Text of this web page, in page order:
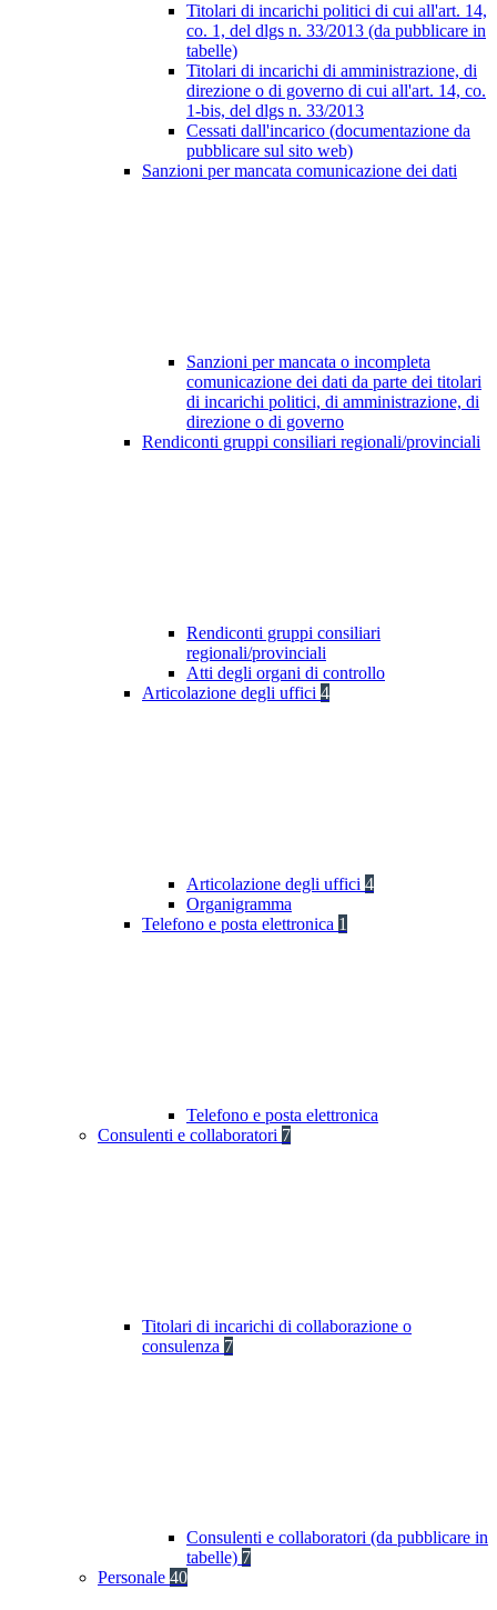
Titolari di incarichi politici di cui all'art. 14,
co. 1, del dlgs n. 33/2013 (da pubblicare in
tabelle)
Titolari di incarichi di amministrazione, di
direzione o di governo di cui all'art. 14, co.
1-bis, del dlgs n. 33/2013
Cessati dall'incarico (documentazione da
pubblicare sul sito web)
Sanzioni per mancata comunicazione dei dati
Sanzioni per mancata o incompleta
comunicazione dei dati da parte dei titolari
di incarichi politici, di amministrazione, di
direzione o di governo
Rendiconti gruppi consiliari regionali/provinciali
Rendiconti gruppi consiliari
regionali/provinciali
Atti degli organi di controllo
Articolazione degli uffici 4
Articolazione degli uffici 4
Organigramma
Telefono e posta elettronica 1
Telefono e posta elettronica
Consulenti e collaboratori 7
Titolari di incarichi di collaborazione o
consulenza 7
Consulenti e collaboratori (da pubblicare in
tabelle) 7
Personale 40